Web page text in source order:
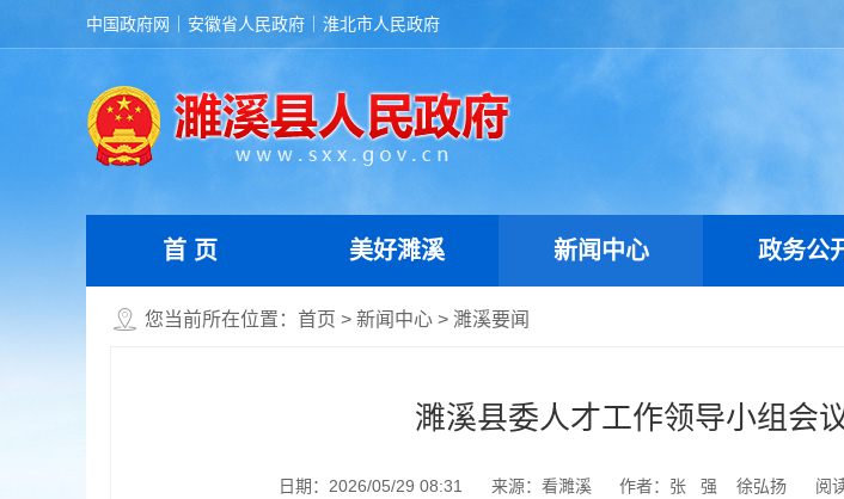
中国政府网 安徽省人民政府 淮北市人民政府
首 页 美好濉溪 新闻中心 政务公
您当前所在位置： 首页 > 新闻中心 > 濉溪要闻
濉溪县委人才工作领导小组会
日期：2026/05/29 08:31 来源：看濉溪 作者：张 强 徐弘扬 阅